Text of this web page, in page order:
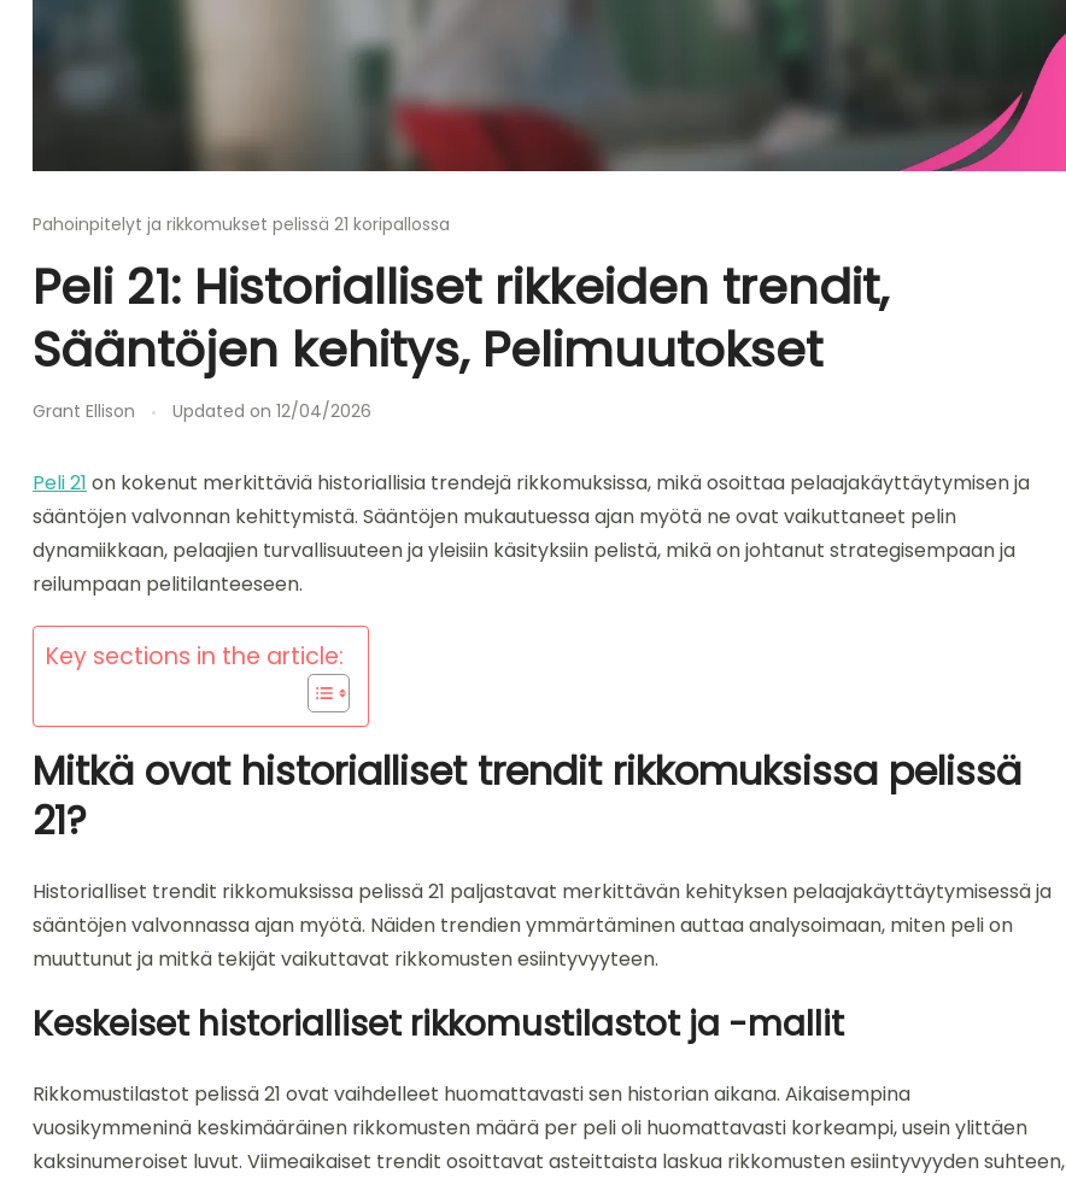
Pahoinpitelyt ja rikkomukset pelissä 21 koripallossa
Peli 21: Historialliset rikkeiden trendit,
Sääntöjen kehitys, Pelimuutokset
Grant Ellison Updated on 12/04/2026
Peli 21 on kokenut merkittäviä historiallisia trendejä rikkomuksissa, mikä osoittaa pelaajakäyttäytymisen ja
sääntöjen valvonnan kehittymistä. Sääntöjen mukautuessa ajan myötä ne ovat vaikuttaneet pelin
dynamiikkaan, pelaajien turvallisuuteen ja yleisiin käsityksiin pelistä, mikä on johtanut strategisempaan ja
reilumpaan pelitilanteeseen.
Key sections in the article:
Mitkä ovat historialliset trendit rikkomuksissa pelissä
21?
Historialliset trendit rikkomuksissa pelissä 21 paljastavat merkittävän kehityksen pelaajakäyttäytymisessä ja
sääntöjen valvonnassa ajan myötä. Näiden trendien ymmärtäminen auttaa analysoimaan, miten peli on
muuttunut ja mitkä tekijät vaikuttavat rikkomusten esiintyvyyteen.
Keskeiset historialliset rikkomustilastot ja -mallit
Rikkomustilastot pelissä 21 ovat vaihdelleet huomattavasti sen historian aikana. Aikaisempina
vuosikymmeninä keskimääräinen rikkomusten määrä per peli oli huomattavasti korkeampi, usein ylittäen
kaksinumeroiset luvut. Viimeaikaiset trendit osoittavat asteittaista laskua rikkomusten esiintyvyyden suhteen,